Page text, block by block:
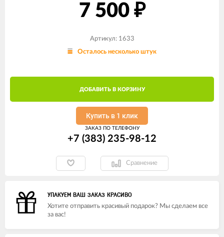
7 500 ₽
Артикул: 1633
Осталось несколько штук
ДОБАВИТЬ В КОРЗИНУ
Купить в 1 клик
ЗАКАЗ ПО ТЕЛЕФОНУ
+7 (383) 235-98-12
Сравнение
УПАКУЕМ ВАШ ЗАКАЗ КРАСИВО
Хотите отправить красивый подарок? Мы сделаем все
за вас!